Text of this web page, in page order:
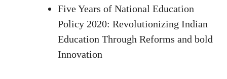
Five Years of National Education
Policy 2020: Revolutionizing Indian
Education Through Reforms and bold
Innovation